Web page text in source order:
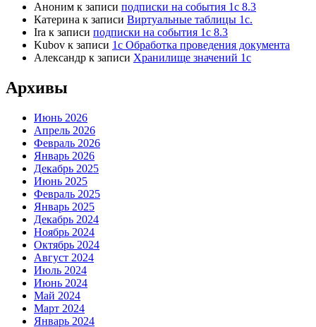
Аноним к записи подписки на события 1с 8.3
Катерина к записи Виртуальные таблицы 1с.
Ira к записи подписки на события 1с 8.3
Kubov к записи 1с Обработка проведения документа
Александр к записи Хранилище значений 1с
Архивы
Июнь 2026
Апрель 2026
Февраль 2026
Январь 2026
Декабрь 2025
Июнь 2025
Февраль 2025
Январь 2025
Декабрь 2024
Ноябрь 2024
Октябрь 2024
Август 2024
Июль 2024
Июнь 2024
Май 2024
Март 2024
Январь 2024